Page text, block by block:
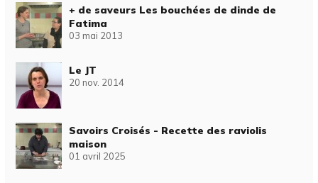
+ de saveurs Les bouchées de dinde de
Fatima
03 mai 2013
Le JT
20 nov. 2014
Savoirs Croisés - Recette des raviolis
maison
01 avril 2025